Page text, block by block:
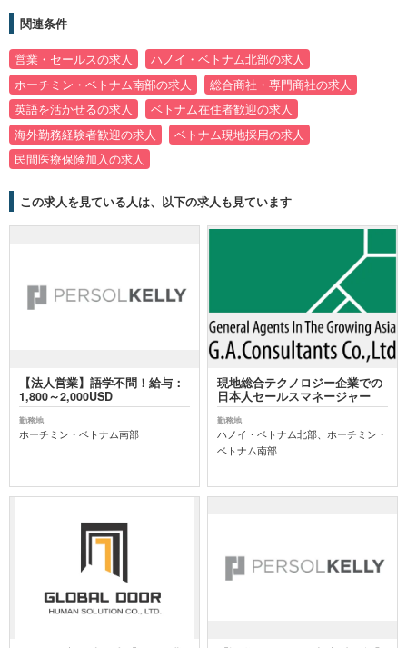
関連条件
営業・セールスの求人
ハノイ・ベトナム北部の求人
ホーチミン・ベトナム南部の求人
総合商社・専門商社の求人
英語を活かせるの求人
ベトナム在住者歓迎の求人
海外勤務経験者歓迎の求人
ベトナム現地採用の求人
民間医療保険加入の求人
この求人を見ている人は、以下の求人も見ています
【法⼈営業】語学不問！給与：
1,800～2,000USD
勤務地
ホーチミン・ベトナム南部
現地総合テクノロジー企業での
日本人セールスマネージャー
勤務地
ハノイ・ベトナム北部、ホーチミン・
ベトナム南部